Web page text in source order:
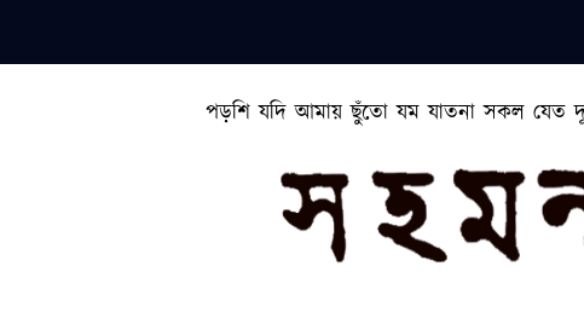
পড়শি যদি আমায় ছুঁতো যম যাতনা সকল যেত